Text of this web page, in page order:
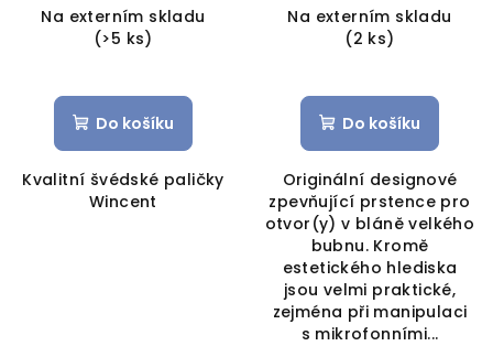
Na externím skladu
(>5 ks)
Do košíku
Kvalitní švédské paličky
Wincent
Na externím skladu
(2 ks)
Do košíku
Originální designové
zpevňující prstence pro
otvor(y) v bláně velkého
bubnu. Kromě
estetického hlediska
jsou velmi praktické,
zejména při manipulaci
s mikrofonními...